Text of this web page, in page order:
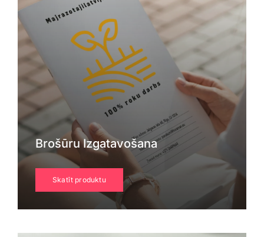
Brošūru Izgatavošana
Skatīt produktu